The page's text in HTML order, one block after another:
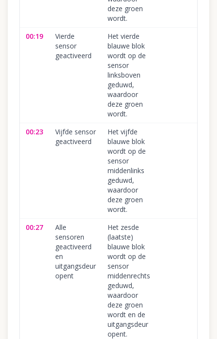
deze groen
wordt.
00:19
Vierde
sensor
geactiveerd
Het vierde
blauwe blok
wordt op de
sensor
linksboven
geduwd,
waardoor
deze groen
wordt.
00:23
Vijfde sensor
geactiveerd
Het vijfde
blauwe blok
wordt op de
sensor
middenlinks
geduwd,
waardoor
deze groen
wordt.
00:27
Alle
sensoren
geactiveerd
en
uitgangsdeur
opent
Het zesde
(laatste)
blauwe blok
wordt op de
sensor
middenrechts
geduwd,
waardoor
deze groen
wordt en de
uitgangsdeur
opent.